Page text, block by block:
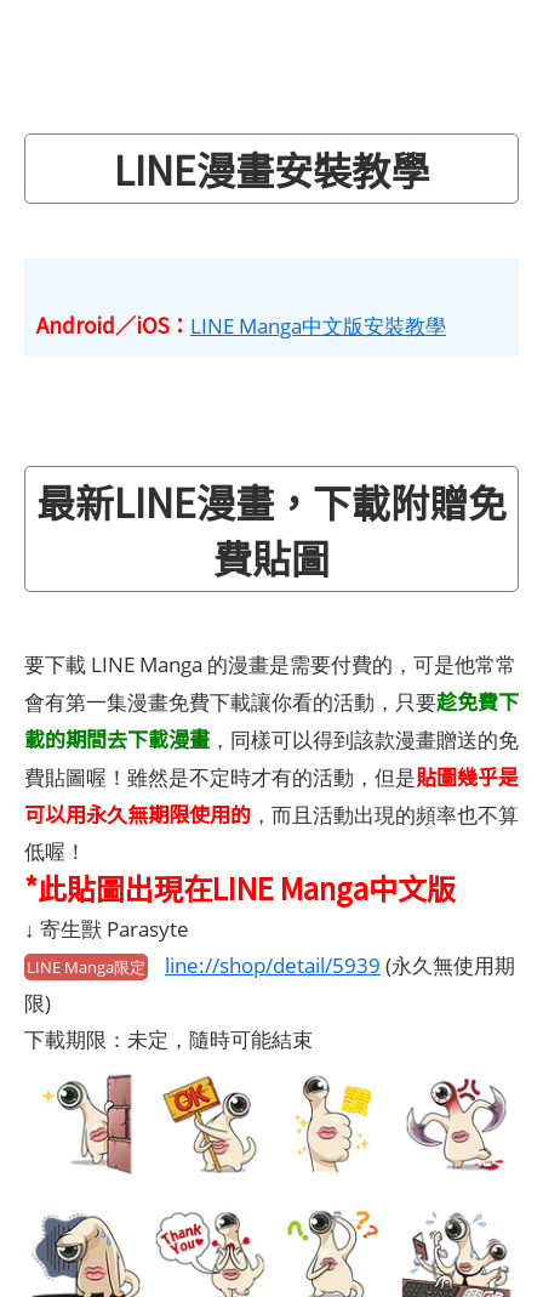
LINE漫畫安裝教學
Android／iOS： LINE Manga中文版安裝教學
最新LINE漫畫，下載附贈免
費貼圖
要下載 LINE Manga 的漫畫是需要付費的，可是他常常
會有第一集漫畫免費下載讓你看的活動，只要趁免費下
載的期間去下載漫畫 ，同樣可以得到該款漫畫贈送的免
費貼圖喔！雖然是不定時才有的活動，但是貼圖幾乎是
可以用永久無期限使用的 ，而且活動出現的頻率也不算
低喔！
*此貼圖出現在LINE Manga中文版
↓ 寄生獸 Parasyte
LINE Manga限定 line://shop/detail/5939 (永久無使用期
限)
下載期限：未定，隨時可能結束